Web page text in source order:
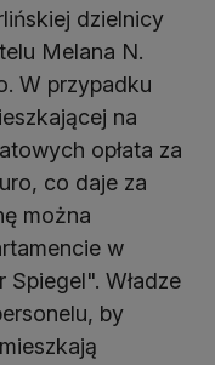
dzielnicy
Melana N.
W przypadku
na
opłata za
co daje za
można
w
Władze
by